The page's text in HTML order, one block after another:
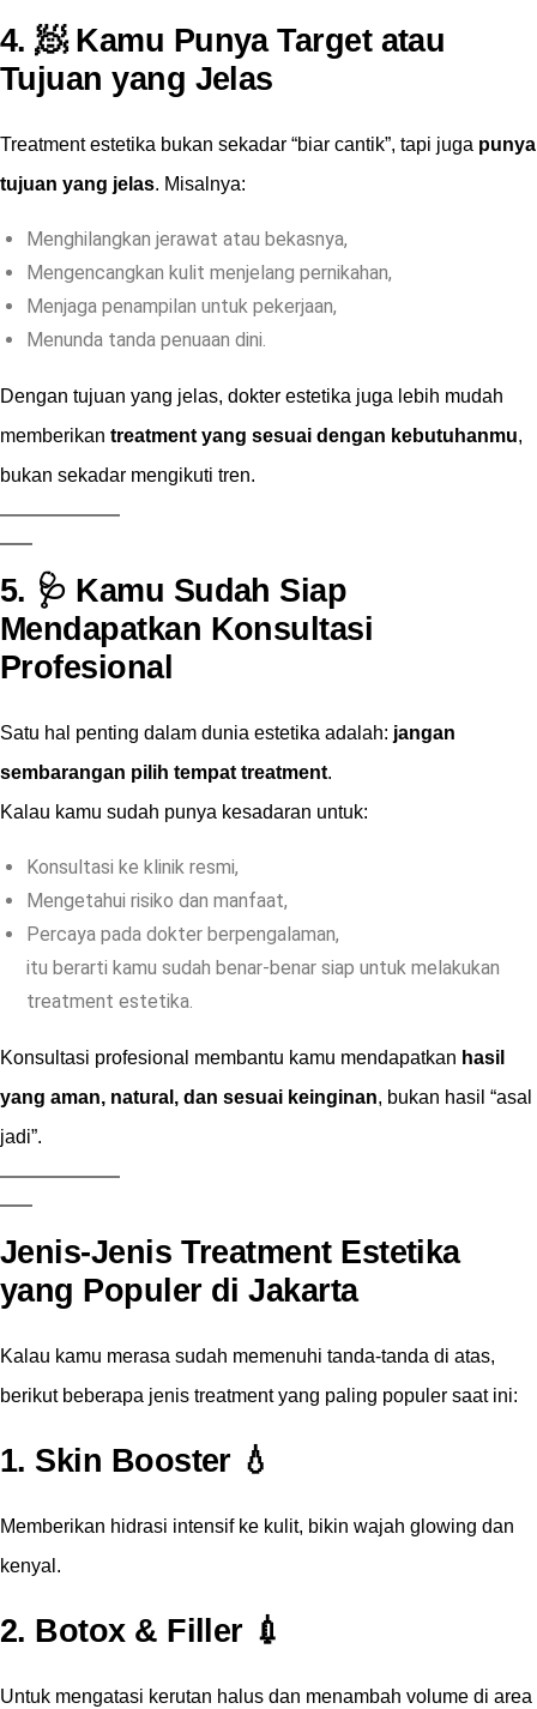
4. 🧖 Kamu Punya Target atau
Tujuan yang Jelas
Treatment estetika bukan sekadar “biar cantik”, tapi juga punya
tujuan yang jelas. Misalnya:
Menghilangkan jerawat atau bekasnya,
Mengencangkan kulit menjelang pernikahan,
Menjaga penampilan untuk pekerjaan,
Menunda tanda penuaan dini.
Dengan tujuan yang jelas, dokter estetika juga lebih mudah
memberikan treatment yang sesuai dengan kebutuhanmu,
bukan sekadar mengikuti tren.
5. 🩺 Kamu Sudah Siap
Mendapatkan Konsultasi
Profesional
Satu hal penting dalam dunia estetika adalah: jangan
sembarangan pilih tempat treatment.
Kalau kamu sudah punya kesadaran untuk:
Konsultasi ke klinik resmi,
Mengetahui risiko dan manfaat,
Percaya pada dokter berpengalaman,
itu berarti kamu sudah benar-benar siap untuk melakukan
treatment estetika.
Konsultasi profesional membantu kamu mendapatkan hasil
yang aman, natural, dan sesuai keinginan, bukan hasil “asal
jadi”.
Jenis-Jenis Treatment Estetika
yang Populer di Jakarta
Kalau kamu merasa sudah memenuhi tanda-tanda di atas,
berikut beberapa jenis treatment yang paling populer saat ini:
1. Skin Booster💧
Memberikan hidrasi intensif ke kulit, bikin wajah glowing dan
kenyal.
2. Botox & Filler💉
Untuk mengatasi kerutan halus dan menambah volume di area